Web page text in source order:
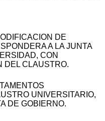
DE
A LA JUNTA
CON
DEL CLAUSTRO.
UNIVERSITARIO,
DE GOBIERNO.